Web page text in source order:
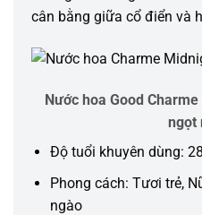
cân bằng giữa cổ điển và
Nước hoa Good
ngọt
Độ tuổi khuyên dùng:
Phong cách: Tươi trẻ,
ngào